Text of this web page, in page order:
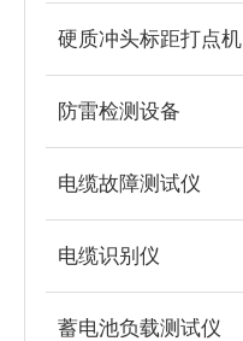
硬质冲头标距打点机
防雷检测设备
电缆故障测试仪
电缆识别仪
蓄电池负载测试仪